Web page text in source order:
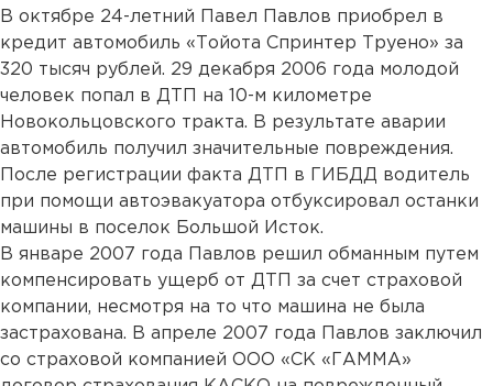
В октябре 24-летний Павел Павлов приобрел в
кредит автомобиль «Тойота Спринтер Труено» за
320 тысяч рублей. 29 декабря 2006 года молодой
человек попал в ДТП на 10-м километре
Новокольцовского тракта. В результате аварии
автомобиль получил значительные повреждения.
После регистрации факта ДТП в ГИБДД водитель
при помощи автоэвакуатора отбуксировал останки
машины в поселок Большой Исток.
В январе 2007 года Павлов решил обманным путем
компенсировать ущерб от ДТП за счет страховой
компании, несмотря на то что машина не была
застрахована. В апреле 2007 года Павлов заключил
со страховой компанией ООО «СК «ГАММА»